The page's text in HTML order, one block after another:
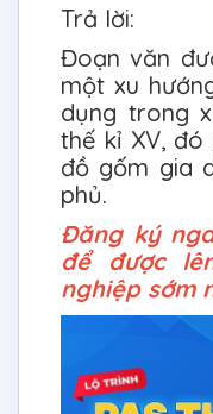
Trả lời:
Đoạn văn
một xu
dụng trong
thế kỉ XV, đó
đồ gốm gia
phủ.
Đăng ký
để được
nghiệp sớm